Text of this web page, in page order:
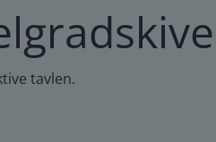
tavlen.